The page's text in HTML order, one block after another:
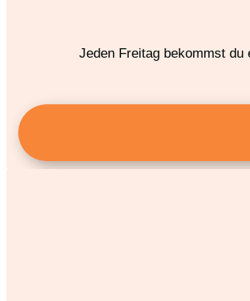
Jeden Freitag bekommst du